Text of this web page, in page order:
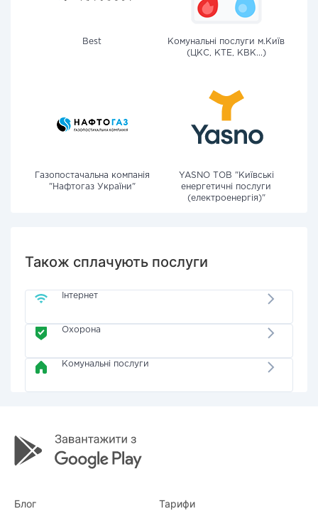
Best
Комунальні послуги м.Київ
(ЦКС, КТЕ, КВК...)
Газопостачальна компанія
"Нафтогаз України"
YASNO ТОВ "Київські
енергетичні послуги
(електроенергія)"
Також сплачують послуги
Інтернет
Охорона
Комунальні послуги
Блог Тарифи